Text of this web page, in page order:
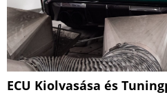
ECU Kiolvasása és